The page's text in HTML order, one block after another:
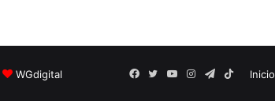
WGdigital Inicio
Facebook
TwitterYouTubeInstagramTelegram
TikTok